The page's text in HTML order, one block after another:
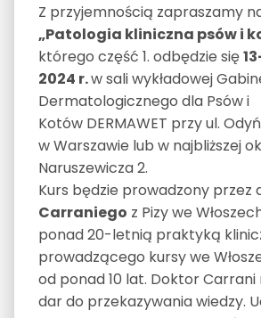
Z przyjemnością zapraszamy
„Patologia kliniczna psów i
którego część 1. odbędzie się
2024 r.w sali wykładowej
Dermatologicznego dla Psów i
Kotów DERMAWET przy ul.
w Warszawie lub w najbliższej
Naruszewicza 2.
Kurs będzie prowadzony przez
Carraniego z Pizy we
ponad 20-letnią praktyką
prowadzącego kursy we
od ponad 10 lat. Doktor Carrani
dar do przekazywania wiedzy.